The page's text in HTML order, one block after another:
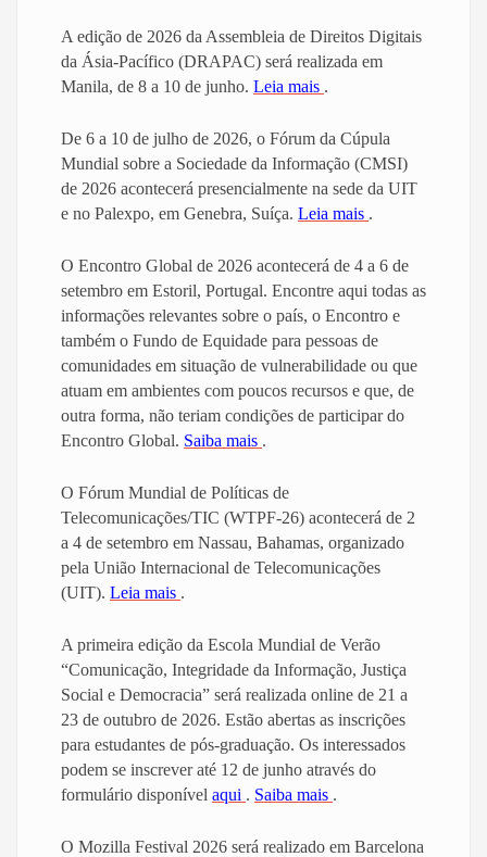
A edição de 2026 da Assembleia de Direitos Digitais
da Ásia-Pacífico (DRAPAC) será realizada em
Manila, de 8 a 10 de junho. Leia mais .
De 6 a 10 de julho de 2026, o Fórum da Cúpula
Mundial sobre a Sociedade da Informação (CMSI)
de 2026 acontecerá presencialmente na sede da UIT
e no Palexpo, em Genebra, Suíça. Leia mais .
O Encontro Global de 2026 acontecerá de 4 a 6 de
setembro em Estoril, Portugal. Encontre aqui todas as
informações relevantes sobre o país, o Encontro e
também o Fundo de Equidade para pessoas de
comunidades em situação de vulnerabilidade ou que
atuam em ambientes com poucos recursos e que, de
outra forma, não teriam condições de participar do
Encontro Global. Saiba mais .
O Fórum Mundial de Políticas de
Telecomunicações/TIC (WTPF-26) acontecerá de 2
a 4 de setembro em Nassau, Bahamas, organizado
pela União Internacional de Telecomunicações
(UIT). Leia mais .
A primeira edição da Escola Mundial de Verão
“Comunicação, Integridade da Informação, Justiça
Social e Democracia” será realizada online de 21 a
23 de outubro de 2026. Estão abertas as inscrições
para estudantes de pós-graduação. Os interessados
podem se inscrever até 12 de junho através do
formulário disponível aqui . Saiba mais .
O Mozilla Festival 2026 será realizado em Barcelona